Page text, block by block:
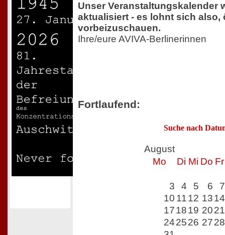
Unser Veranstaltungskalender
aktualisiert - es lohnt sich also,
vorbeizuschauen.
Ihre/eure AVIVA-Berlinerinnen
Fortlaufend:
Suche nach
August
Mo
Di Mi Do Fr
3 4 5 6
7
10 1112 1314
171819 2021
242526 2728